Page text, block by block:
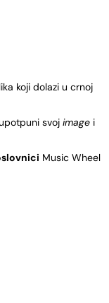
koji dolazi u crnoj
svoj image i
Music Wheel